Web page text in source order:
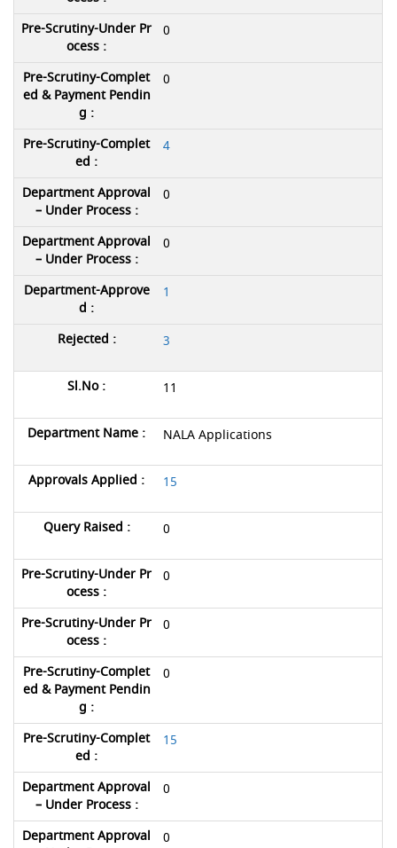
0
0
4
0
0
1
3
11
NALA Applications
15
0
0
0
0
15
0
0